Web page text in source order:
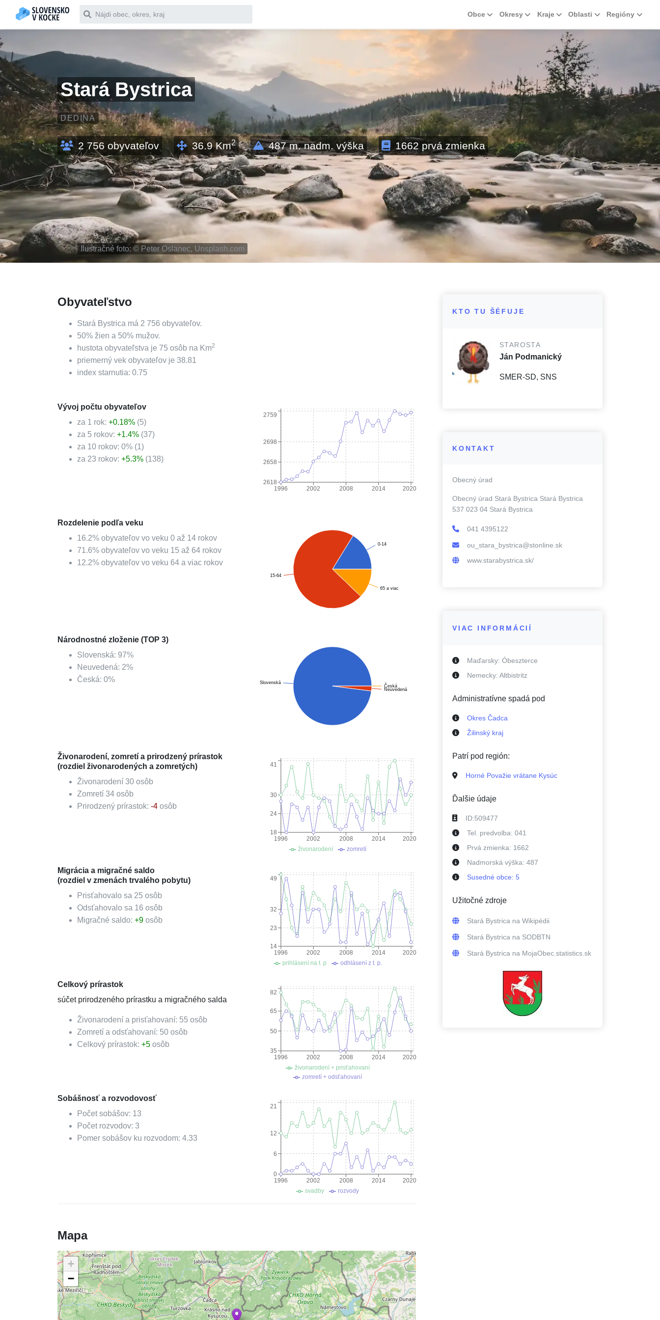
Čo chceš vyhľadať
Obce Okresy Kraje Oblasti Regióny
Stará Bystrica
DEDINA
2 756 obyvateľov 36.9Km2 487m. nadm. výška 1662 prvá zmienka
Ilustračné foto: © Peter Oslanec, Unsplash.com
Obyvateľstvo
Stará Bystrica má 2 756 obyvateľov.
50% žien a 50% mužov.
hustota obyvateľstva je 75 osôb na Km2
priemerný vek obyvateľov je 38.81
index starnutia: 0.75
Vývoj počtu obyvateľov
za 1 rok: +0.18% (5)
za 5 rokov: +1.4% (37)
za 10 rokov: 0% (1)
za 23 rokov: +5.3% (138)
1996 2002 2008 2014 2020
2618
2658
2698
2759
Rozdelenie podľa veku
16.2% obyvateľov vo veku 0 až 14 rokov
71.6% obyvateľov vo veku 15 až 64 rokov
12.2% obyvateľov vo veku 64 a viac rokov
0-14
15-64
65 a viac
Národnostné zloženie (TOP 3)
Slovenská: 97%
Neuvedená: 2%
Česká: 0%
Slovenská
Neuvedená
Česká
Živonarodení, zomretí a prirodzený prírastok
(rozdiel živonarodených a zomretých)
Živonarodení 30 osôb
Zomretí 34 osôb
Prirodzený prírastok: -4 osôb
1996 2002 2008 2014 2020
18
24
30
41
živonarodení zomretí
Migrácia a migračné saldo
(rozdiel v zmenách trvalého pobytu)
Prisťahovalo sa 25 osôb
Odsťahovalo sa 16 osôb
Migračné saldo: +9 osôb
1996 2002 2008 2014 2020
14
23
32
49
prihlásení na t. p odhlásení z t. p.
Celkový prírastok
súčet prirodzeného prírastku a migračného salda
Živonarodení a prisťahovaní: 55 osôb
Zomretí a odsťahovaní: 50 osôb
Celkový prírastok: +5 osôb
1996 2002 2008 2014 2020
35
50
65
82
živonarodení + prisťahovaní
zomretí + odsťahovaní
Sobášnosť a rozvodovosť
Počet sobášov: 13
Počet rozvodov: 3
Pomer sobášov ku rozvodom: 4.33
1996 2002 2008 2014 2020
0
6
12
21
svadby rozvody
Mapa
+
−
KTO TU ŠÉFUJE
STAROSTA
Ján Podmanický
SMER-SD, SNS
KONTAKT
Obecný úrad
Obecný úrad Stará Bystrica Stará Bystrica
537 023 04 Stará Bystrica
041 4395122
ou_stara_bystrica@stonline.sk
www.starabystrica.sk/
VIAC INFORMÁCIÍ
Maďarsky: Óbeszterce
Nemecky: Altbistritz
Administratívne spadá pod
Okres Čadca
Žilinský kraj
Patrí pod región:
Horné Považie vrátane Kysúc
Ďalšie údaje
ID:509477
Tel. predvolba: 041
Prvá zmienka: 1662
Nadmorská výška: 487
Susedné obce: 5
Užitočné zdroje
Stará Bystrica na Wikipédii
Stará Bystrica na SODBTN
Stará Bystrica na MojaObec.statistics.sk